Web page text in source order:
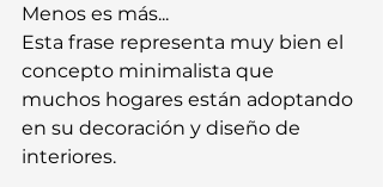
Menos es más...
Esta frase representa muy bien el
concepto minimalista que
muchos hogares están adoptando
en su decoración y diseño de
interiores.